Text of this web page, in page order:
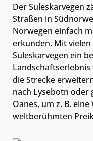
Der Suleskarvegen
Straßen in
Norwegen einfach
erkunden. Mit
Suleskarvegen ein
die Strecke
nach Lysebotn oder
Oanes, um z. B.
weltberühmten